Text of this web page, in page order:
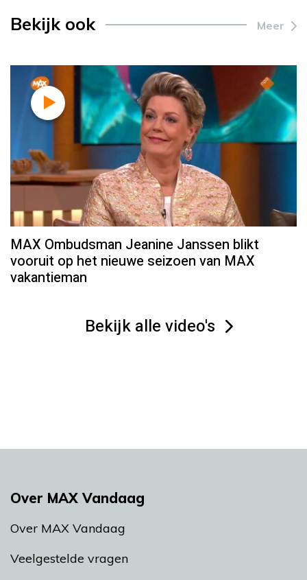
Bekijk ook Meer
MAX Ombudsman Jeanine Janssen blikt
vooruit op het nieuwe seizoen van MAX
vakantieman
Bekijk alle video's
Over MAX Vandaag
Over MAX Vandaag
Veelgestelde vragen